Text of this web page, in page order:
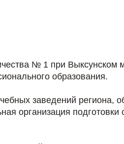
№ 1 при Выксунском
образования.
заведений региона,
организация